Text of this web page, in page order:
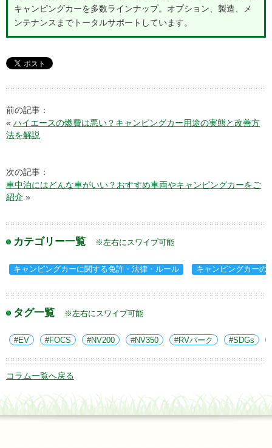
キャンピングカーを多数ラインナップ。オプション、製造、メ
ンテナンスまでトータルサポートしています。
前の記事：
« ハイエースの燃費は悪い？キャンピングカー用途の実態と改善方
法を解説
次の記事：
車中泊にはどんな車がいい？おすすめ車両やキャンピングカーをご
紹介 »
カテゴリー一覧 ※左右にスワイプ可能
キャンピングカーに関する免許・法律・ルール キャンピングカーの
タグ一覧 ※左右にスワイプ可能
EV FOCS NV200 NV350 RVパーク SDGs
コラム一覧へ戻る